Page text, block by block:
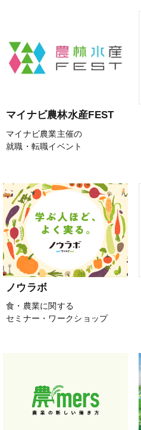
マイナビ農林水産FEST
マイナビ農業主催の
就職・転職イベント
ノウラボ
食・農業に関する
セミナー・ワークショップ